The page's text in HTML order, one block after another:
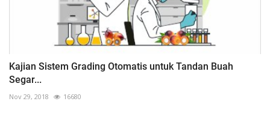
Kajian Sistem Grading Otomatis untuk Tandan Buah
Segar...
Nov 29, 2018 16680